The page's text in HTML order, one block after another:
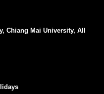
Chiang Mai University, All